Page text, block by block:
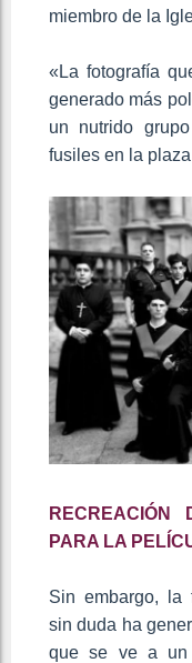
miembro de la
«La fotografía
generado más
un nutrido
fusiles en la
RECREACIÓN
PARA LA
Sin embargo, la
sin duda ha
que se ve a un